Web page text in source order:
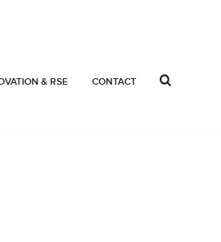
& RSE CONTACT